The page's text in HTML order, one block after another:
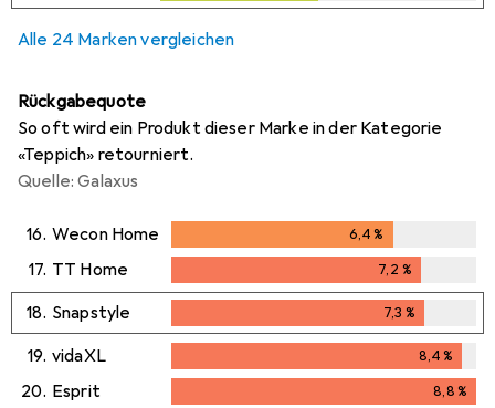
Alle 24 Marken vergleichen
Rückgabequote
So oft wird ein Produkt dieser Marke in der Kategorie
«Teppich» retourniert.
Quelle: Galaxus
16. Wecon Home 6,4%
17. TT Home 7,2 %
18. Snapstyle 7,3 %
19. vidaXL 8,4%
8,4%
20. Esprit 8,8%